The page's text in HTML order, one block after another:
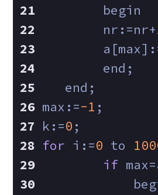
        begin
        nr:=nr+
        end;
   end;
max:=-1 ;
k:=0 ;
for i:=0 to
if